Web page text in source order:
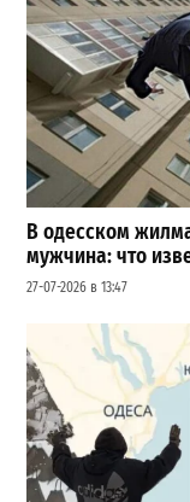
В одесском
мужчина: что
27-07-2026 в 13:47